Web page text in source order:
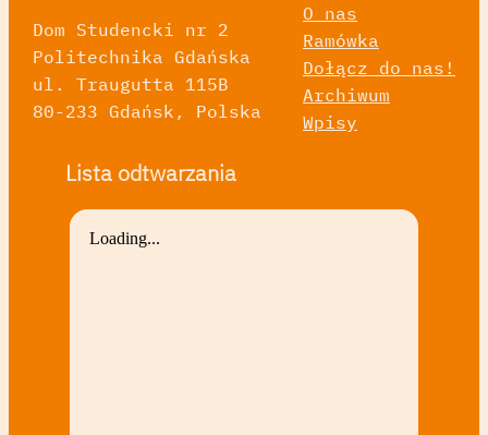
Dom Studencki nr 2
Politechnika Gdańska
ul. Traugutta 115B
80-233 Gdańsk, Polska
O nas
Ramówka
Dołącz do nas!
Archiwum
Wpisy
Lista odtwarzania